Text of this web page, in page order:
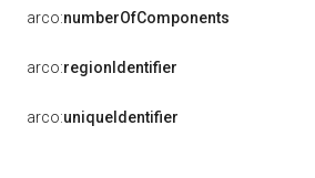
arco:numberOfComponents
arco:regionIdentifier
arco:uniqueIdentifier